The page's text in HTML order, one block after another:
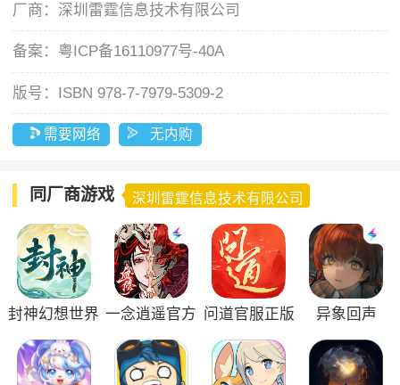
厂商： 深圳雷霆信息技术有限公司
备案： 粤ICP备16110977号-40A
版号： ISBN 978-7-7979-5309-2
需要网络 无内购
同厂商游戏 深圳雷霆信息技术有限公司
封神幻想世界 一念逍遥官方 问道官服正版 异象回声